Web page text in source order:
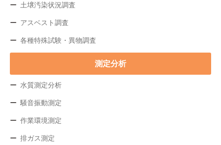
土壌汚染状況調査
アスベスト調査
各種特殊試験・異物調査
測定分析
水質測定分析
騒音振動測定
作業環境測定
排ガス測定